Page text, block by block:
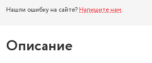
Нашли ошибку на сайте? Напишите нам.
Описание